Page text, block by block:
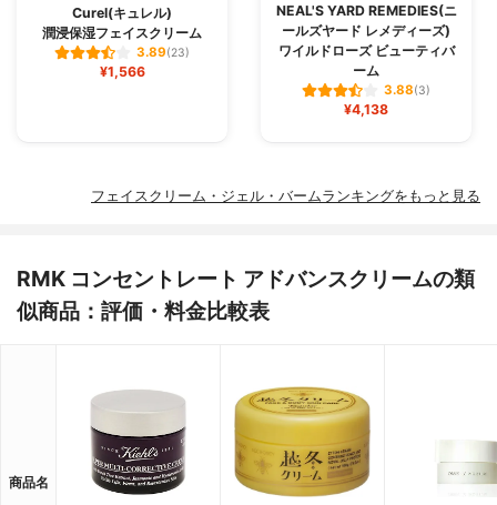
Curel(キュレル)
潤浸保湿フェイスクリーム
3.89(23)
¥1,566
NEAL'S YARD REMEDIES(ニ
ールズヤード レメディーズ)
ワイルドローズ ビューティバ
ーム
3.88(3)
¥4,138
フェイスクリーム・ジェル・バームランキングをもっと見る
RMK コンセントレート アドバンスクリームの類
似商品：評価・料金比較表
商品名